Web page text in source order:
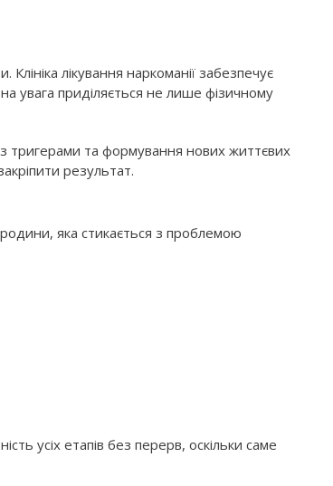
лікування наркоманії забезпечує
увага приділяється не лише фізичному
тригерами та формування нових життєвих
результат.
яка стикається з проблемою
усіх етапів без перерв, оскільки саме